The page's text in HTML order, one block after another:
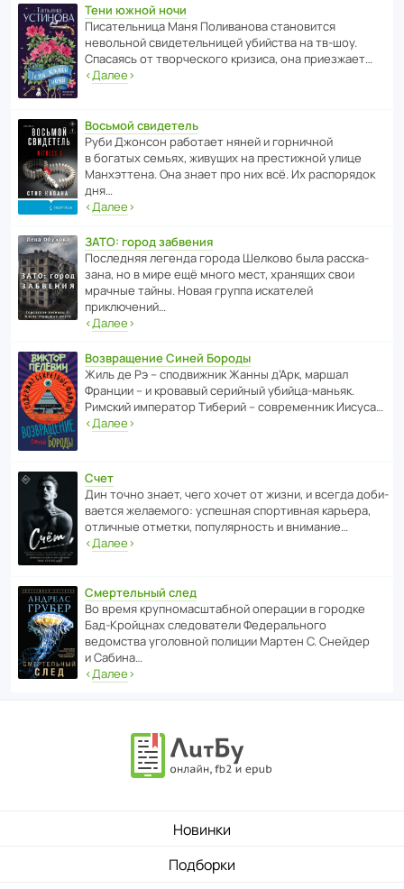
Тени южной ночи
Писа­тель­ница Маня Поли­ва­нова стано­вится
невольной свиде­тель­ницей убийства на тв-шоу.
Спасаясь от твор­че­с­кого кризиса, она приезжает…
‹Далее›
Восьмой свидетель
Руби Джонсон рабо­тает няней и горни­чной
в богатых семьях, живущих на прес­ти­жной улице
Манх­эт­тена. Она знает про них всё. Их распо­рядок
дня…
‹Далее›
ЗАТО: город забвения
После­дняя легенда города Шелково была расска­
зана, но в мире ещё много мест, хранящих свои
мрачные тайны. Новая группа иска­телей
приключений…
‹Далее›
Возвращение Синей Бороды
Жиль де Рэ – спод­ви­жник Жанны д’Арк, маршал
Франции – и кровавый серийный убийца-маньяк.
Римский импе­ратор Тиберий – совре­менник Иисуса…
‹Далее›
Счет
Дин точно знает, чего хочет от жизни, и всегда доби­
ва­ется жела­е­мого: успе­шная спор­ти­вная карьера,
отли­чные отметки, попу­ля­р­ность и внимание…
‹Далее›
Смертельный след
Во время круп­но­мас­ш­та­бной операции в городке
Бад‑Крой­цнах следо­ва­тели Феде­раль­ного
ведомства уголо­вной полиции Мартен С. Снейдер
и Сабина…
‹Далее›
Новинки
Подборки